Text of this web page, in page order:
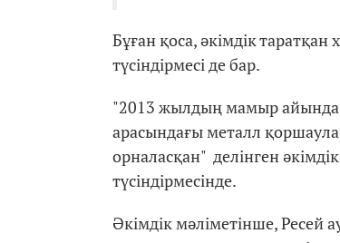
Бұған қоса, әкімдік
түсіндірмесі де бар.
"2013 жылдың мамыр
арасындағы металл
орналасқан" делінген
түсіндірмесінде.
Әкімдік мәліметінше, Ресей